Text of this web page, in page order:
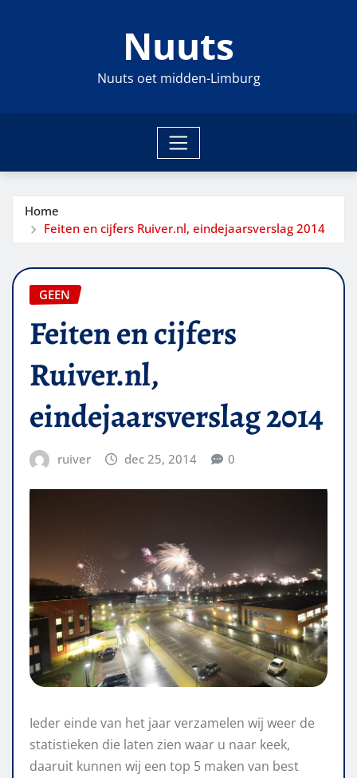
Nuuts
Nuuts oet midden-Limburg
Home
Feiten en cijfers Ruiver.nl, eindejaarsverslag 2014
GEEN
Feiten en cijfers
Ruiver.nl,
eindejaarsverslag 2014
ruiver dec 25, 2014 0
Ieder einde van het jaar verzamelen wij weer de
statistieken die laten zien waar u naar keek,
daaruit kunnen wij een top 5 maken van best